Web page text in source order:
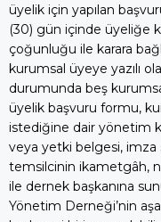
üyelik için yapılan
(30) gün içinde üyeliğe
çoğunluğu ile karara
kurumsal üyeye yazılı
durumunda beş
üyelik başvuru formu,
istediğine dair yönetim
veya yetki belgesi, imza
temsilcinin ikametgâh,
ile dernek başkanına
Yönetim Derneği’nin